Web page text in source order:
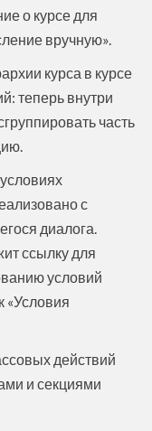
о курсе для
вручную».
курса в курсе
теперь внутри
часть
с
диалога.
ссылку для
условий
«Условия
действий
и секциями